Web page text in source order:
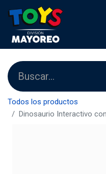
Todos los productos
Dinosaurio Interactivo